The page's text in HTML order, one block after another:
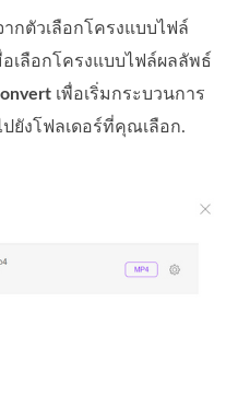
ากตัวเลือกโครงแบบไฟล์
เลือกโครงแบบไฟล์ผลลัพธ์
เพื่อเริ่มกระบวนการ
ยังโฟลเดอร์ที่คุณเลือก.